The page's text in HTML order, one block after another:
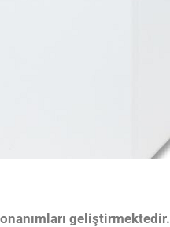
geliştirmektedir.